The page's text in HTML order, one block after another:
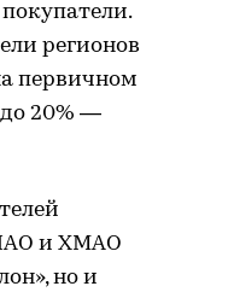
регионов
первичном
20% —
и ХМАО
но и